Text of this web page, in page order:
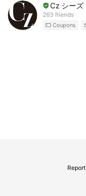
Cz シーズ
263 friends
Coupons
Report